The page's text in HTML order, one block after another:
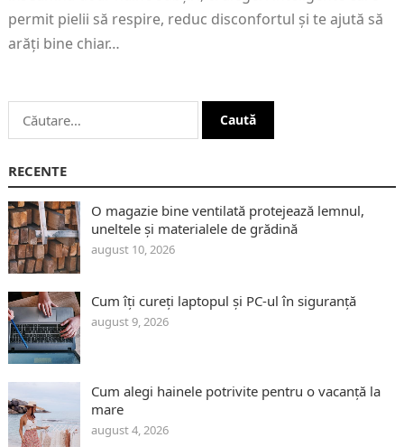
permit pielii să respire, reduc disconfortul și te ajută să
arăți bine chiar…
Caută
după:
RECENTE
O magazie bine ventilată protejează lemnul,
uneltele și materialele de grădină
august 10, 2026
Cum îți cureți laptopul și PC-ul în siguranță
august 9, 2026
Cum alegi hainele potrivite pentru o vacanță la
mare
august 4, 2026